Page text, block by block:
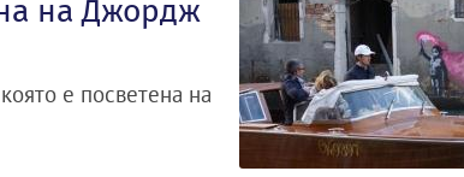
на Джордж
е посветена на